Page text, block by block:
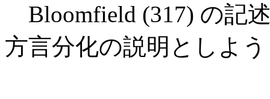
Bloomfield (317) の記
方言分化の説明としよ